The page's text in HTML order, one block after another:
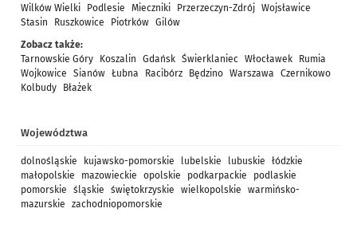
Wilków Wielki
Podlesie Mieczniki Przerzeczyn-Zdrój Wojsławice
Stasin
Ruszkowice Piotrków Gilów
Zobacz także:
Tarnowskie Góry
Koszalin Gdańsk Świerklaniec Włocławek
Rumia
Wojkowice
Sianów Łubna Racibórz Będzino Warszawa
Czernikowo
Kolbudy
Błażek
Województwa
dolnośląskie kujawsko-pomorskie lubelskie lubuskie
łódzkie
małopolskie
mazowieckie opolskie podkarpackie
podlaskie
pomorskie
śląskie świętokrzyskie wielkopolskie
warmińsko-
mazurskie
zachodniopomorskie